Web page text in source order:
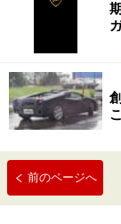
前のページへ